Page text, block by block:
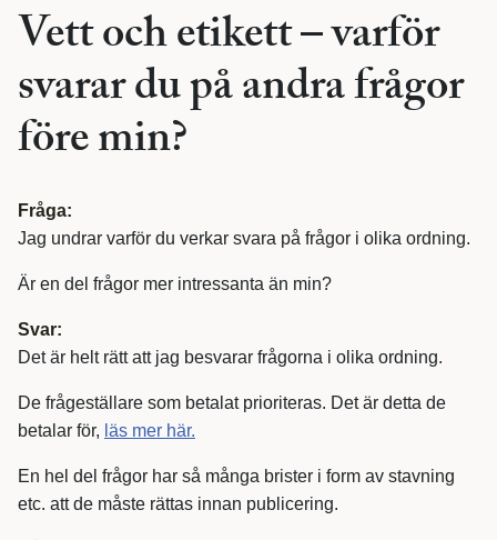
Vett och etikett – varför
svarar du på andra frågor
före min?
Fråga:
Jag undrar varför du verkar svara på frågor i olika ordning.
Är en del frågor mer intressanta än min?
Svar:
Det är helt rätt att jag besvarar frågorna i olika ordning.
De frågeställare som betalat prioriteras. Det är detta de
betalar för, läs mer här.
En hel del frågor har så många brister i form av stavning
etc. att de måste rättas innan publicering.